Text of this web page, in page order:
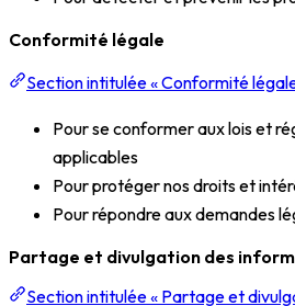
Conformité légale
Section intitulée « Conformité
Pour se conformer aux lois et
applicables
Pour protéger nos droits et
Pour répondre aux demandes
Partage et divulgation des
Section intitulée « Partage et